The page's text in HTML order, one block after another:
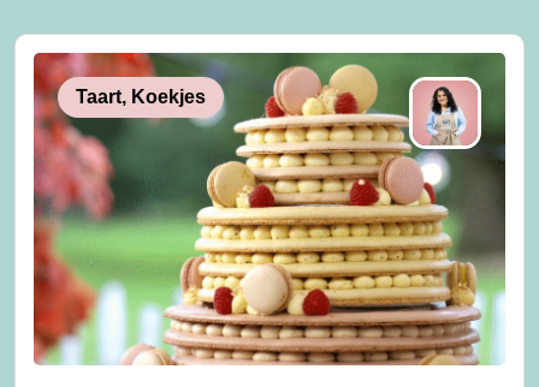
Taart, Koekjes